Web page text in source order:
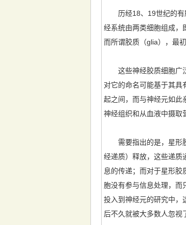
历经18、19世纪的有所
经系统由两类细胞组成，
而所谓胶质（glia），最
这些神经胶质细胞广泛
对它的命名可能基于其具
起之间，而与神经元如此
神经组织和从血液中摄取
需要指出的是，星形胶
经递质）释放，这些递质
息的传递；而对于星形胶
胞没有参与信息处理，
投入到神经元的研究中，
后不久就被大多数人忽视